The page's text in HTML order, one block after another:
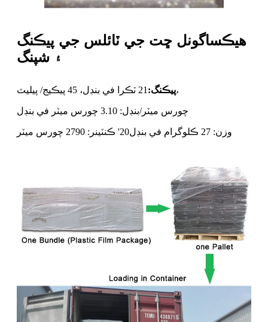
هيڪساگونل ڇت جي ٽائلس جي پيڪنگ
۽ شپنگ
پيڪنگ:21 ٽڪرا في بنڊل، 45 پيڪيج/ پيليٽ،
چورس ميٽر/بنڊل: 3.10 چورس ميٽر في بنڊل
وزن: 27 ڪلوگرام في بنڊل 20' ڪنٽينر: 2790 چورس ميٽر